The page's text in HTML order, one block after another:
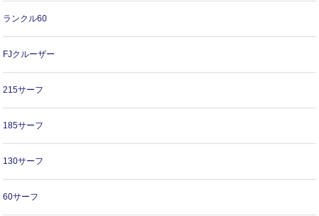
ランクル60
FJクルーザー
215サーフ
185サーフ
130サーフ
60サーフ